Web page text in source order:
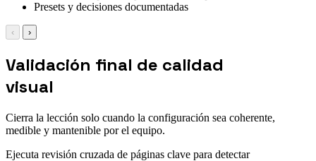
Presets y decisiones documentadas
‹ ›
Validación final de calidad
visual
Cierra la lección solo cuando la configuración sea coherente,
medible y mantenible por el equipo.
Ejecuta revisión cruzada de páginas clave para detectar